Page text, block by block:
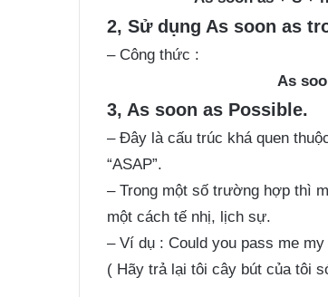
2, Sử dụng As soon as
– Công thức :
As
3, As soon as Possible.
– Đây là cấu trúc khá quen
“ASAP”.
– Trong một số trường hợp thì
một cách tế nhị, lịch sự.
– Ví dụ : Could you pass me
( Hãy trả lại tôi cây bút của tôi